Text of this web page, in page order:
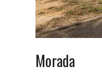
Morada